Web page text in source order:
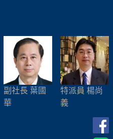
副社長 葉國
華
特派員 楊尚
義